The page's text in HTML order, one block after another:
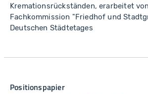
Kremationsrückständen, erarbeitet
Fachkommission "Friedhof und
Deutschen Städtetages
Positionspapier